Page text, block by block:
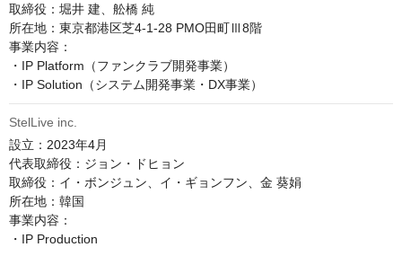
取締役：堀井 建、舩橋 純
所在地：東京都港区芝4-1-28 PMO田町Ⅲ8階
事業内容：
・IP Platform（ファンクラブ開発事業）
StelLive inc.
設立：2023年4月
代表取締役：ジョン・ドヒョン
取締役：イ・ボンジュン、イ・ギョンフン、金 葵娟
所在地：韓国
事業内容：